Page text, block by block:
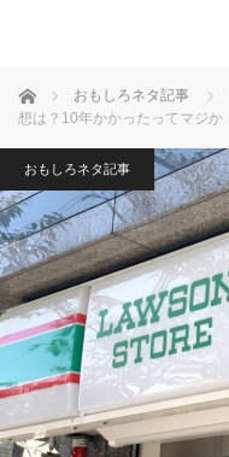
ホーム おもしろネタ記事
想は？10年かかったってマジか
おもしろネタ記事